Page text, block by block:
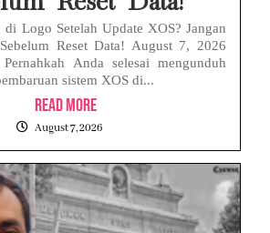
Logo Setelah Update XOS? Jangan
Reset Data! August 7, 2026
Anda selesai mengunduh
sistem XOS di...
Read More
August 7, 2026